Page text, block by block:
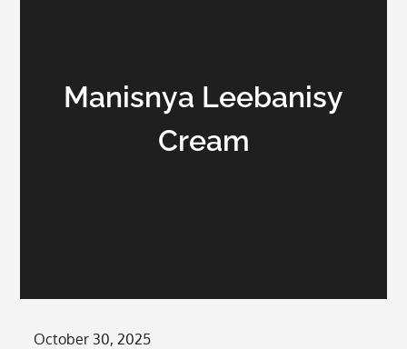
Manisnya Leebanisy
Cream
Posted
October 30, 2025